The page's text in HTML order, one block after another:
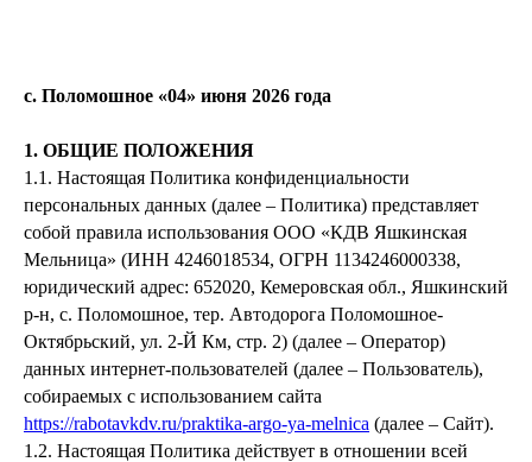
с. Поломошное «04» июня 2026 года
1. ОБЩИЕ ПОЛОЖЕНИЯ
1.1. Настоящая Политика конфиденциальности
персональных данных (далее – Политика) представляет
собой правила использования ООО «КДВ Яшкинская
Мельница» (ИНН 4246018534, ОГРН 1134246000338,
юридический адрес: 652020, Кемеровская обл., Яшкинский
р-н, с. Поломошное, тер. Автодорога Поломошное-
Октябрьский, ул. 2-Й Км, стр. 2) (далее – Оператор)
данных интернет-пользователей (далее – Пользователь),
собираемых с использованием сайта
https://rabotavkdv.ru/praktika-argo-ya-melnica (далее – Сайт).
1.2. Настоящая Политика действует в отношении всей